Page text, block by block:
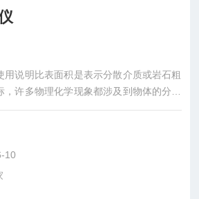
用说明比表面积是表示分散介质或岩石粗
许多物理化学现象都涉及到物体的分散
研究分散介质（如水泥等物质）的性能和
10